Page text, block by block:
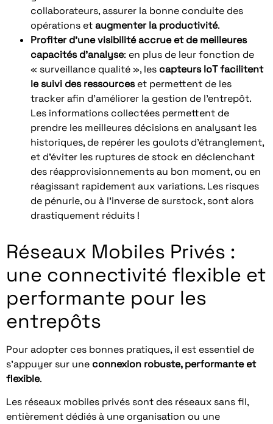
collaborateurs, assurer la bonne conduite des
opérations etaugmenter la productivité.
Profiter d’une visibilité accrue et de meilleures
capacités d’analyse: en plus de leur fonction de
« surveillance qualité », les capteurs IoT facilitent
le suivi des ressourceset permettent de les
tracker afin d’améliorer la gestion de l’entrepôt.
Les informations collectées permettent de
prendre les meilleures décisions en analysant les
historiques, de repérer les goulots d’étranglement,
et d’éviter les ruptures de stock en déclenchant
des réapprovisionnements au bon moment, ou en
réagissant rapidement aux variations. Les risques
de pénurie, ou à l’inverse de surstock, sont alors
drastiquement réduits !
Réseaux Mobiles Privés :
une connectivité flexible et
performante pour les
entrepôts
Pour adopter ces bonnes pratiques, il est essentiel de
s’appuyer sur une connexion robuste, performante et
flexible.
Les réseaux mobiles privés sont des réseaux sans fil,
entièrement dédiés à une organisation ou une